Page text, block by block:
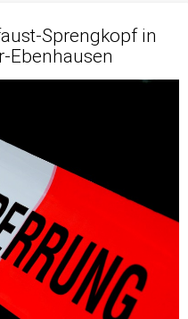
Sprengkopf in
Ebenhausen